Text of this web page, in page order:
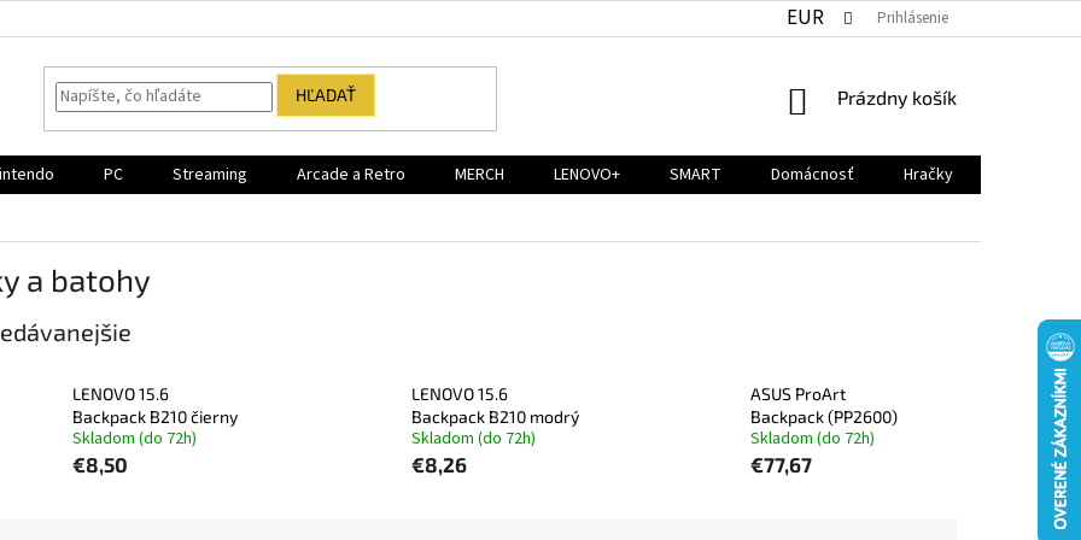
EUR Prihlásenie
HĽADAŤ
NÁKUPNÝ
Prázdny košík
PC Streaming Arcade a Retro MERCH LENOVO+ SMART Domácnosť
Hračky
a batohy
LENOVO 15.6
Backpack B210 čierny
Skladom (do 72h)
€8,50
LENOVO 15.6
Backpack B210 modrý
Skladom (do 72h)
€8,26
ASUS ProArt
Backpack (PP2600)
Skladom (do 72h)
€77,67